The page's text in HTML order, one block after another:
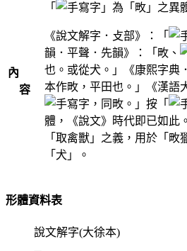
內
容
「 」為「畋」之異
《說文解字．攴部》：「
韻．平聲．先韻》：「畋、
也。或從犬。」《康熙字典
本作畋，平田也。」《漢語
，同畋。」按「
體，《說文》時代即已如此
「取禽獸」之義，用於「畋
「犬」。
形體資料表
說文解字(大徐本)